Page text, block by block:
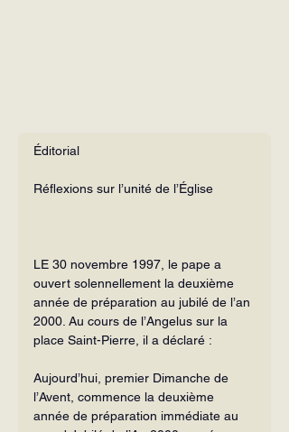
Éditorial
Réflexions sur l’unité de l’Église
LE 30 novembre 1997, le pape a
ouvert solennellement la deuxième
année de préparation au jubilé de l’an
2000. Au cours de l’Angelus sur la
place Saint-Pierre, il a déclaré :
Aujourd’hui, premier Dimanche de
l’Avent, commence la deuxième
année de préparation immédiate au